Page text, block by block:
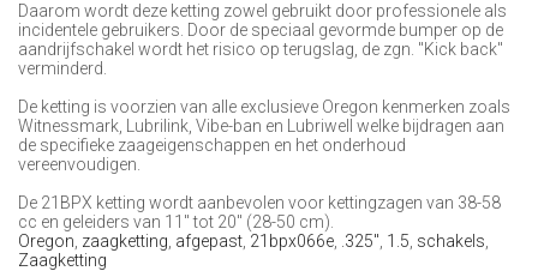
Daarom wordt deze ketting zowel gebruikt door professionele als
incidentele gebruikers. Door de speciaal gevormde bumper op de
aandrijfschakel wordt het risico op terugslag, de zgn. "Kick back"
verminderd.
De ketting is voorzien van alle exclusieve Oregon kenmerken zoals
Witnessmark, Lubrilink, Vibe-ban en Lubriwell welke bijdragen aan
de specifieke zaageigenschappen en het onderhoud
vereenvoudigen.
De 21BPX ketting wordt aanbevolen voor kettingzagen van 38-58
cc en geleiders van 11" tot 20" (28-50 cm).
Oregon zaagketting afgepast 21bpx066e .325" 1.5 schakels
Zaagketting